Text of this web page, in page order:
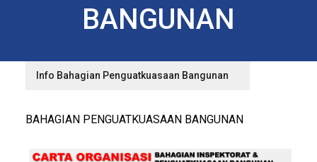
BANGUNAN
Info Bahagian Penguatkuasaan Bangunan
BAHAGIAN PENGUATKUASAAN BANGUNAN